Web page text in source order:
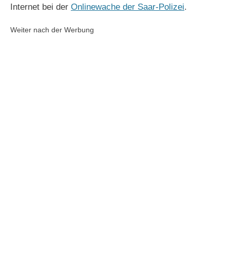
Internet bei der Onlinewache der Saar-Polizei.
Weiter nach der Werbung